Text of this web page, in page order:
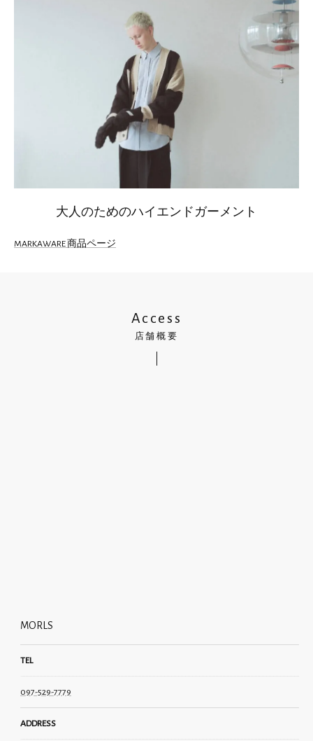
大人のためのハイエンドガーメント
MARKAWARE 商品ページ
店舗概要
Access
MORLS
TEL
097-529-7779
ADDRESS